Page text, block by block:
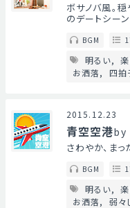
ボサノバ風。
のデートシー
BGM
明るい
お洒落
四拍
2015.12.23
青空空港by
さわやか、ま
BGM
明るい
お洒落
弱々